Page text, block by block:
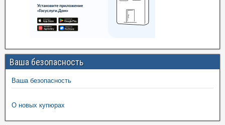
Ваша безопасность
Ваша безопасность
О новых купюрах